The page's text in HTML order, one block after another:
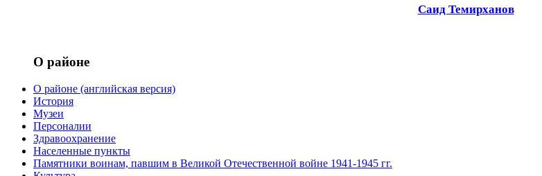
Саид Темирханов
О районе
О районе (английская версия)
История
Музеи
Персоналии
Здравоохранение
Населенные пункты
Памятники воинам, павшим в Великой Отечественной войне 1941-1945 гг.